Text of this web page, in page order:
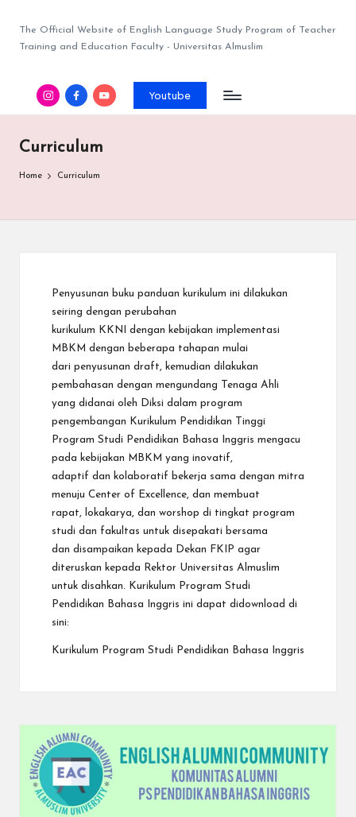
The Official Website of English Language Study Program of Teacher
Training and Education Faculty - Universitas Almuslim
Youtube
Curriculum
Home Curriculum
Penyusunan buku panduan kurikulum ini dilakukan
seiring dengan perubahan
kurikulum KKNI dengan kebijakan implementasi
MBKM dengan beberapa tahapan mulai
dari penyusunan draft, kemudian dilakukan
pembahasan dengan mengundang Tenaga Ahli
yang didanai oleh Diksi dalam program
pengembangan Kurikulum Pendidikan Tinggi
Program Studi Pendidikan Bahasa Inggris mengacu
pada kebijakan MBKM yang inovatif,
adaptif dan kolaboratif bekerja sama dengan mitra
menuju Center of Excellence, dan membuat
rapat, lokakarya, dan worshop di tingkat program
studi dan fakultas untuk disepakati bersama
dan disampaikan kepada Dekan FKIP agar
diteruskan kepada Rektor Universitas Almuslim
untuk disahkan. Kurikulum Program Studi
Pendidikan Bahasa Inggris ini dapat didownload di
sini:
Kurikulum Program Studi Pendidikan Bahasa Inggris